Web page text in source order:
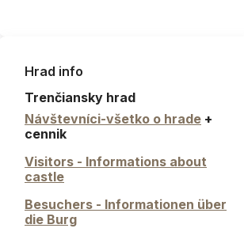
Hrad info
Trenčiansky hrad
Návštevníci-všetko o hrade +
cennik
Visitors - Informations about
castle
Besuchers - Informationen über
die Burg